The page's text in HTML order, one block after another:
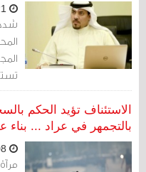
في
بالتجمهر في عراد ...